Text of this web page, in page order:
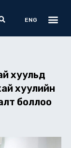
Search
ENG
хуульд
хуулийн
боллоо